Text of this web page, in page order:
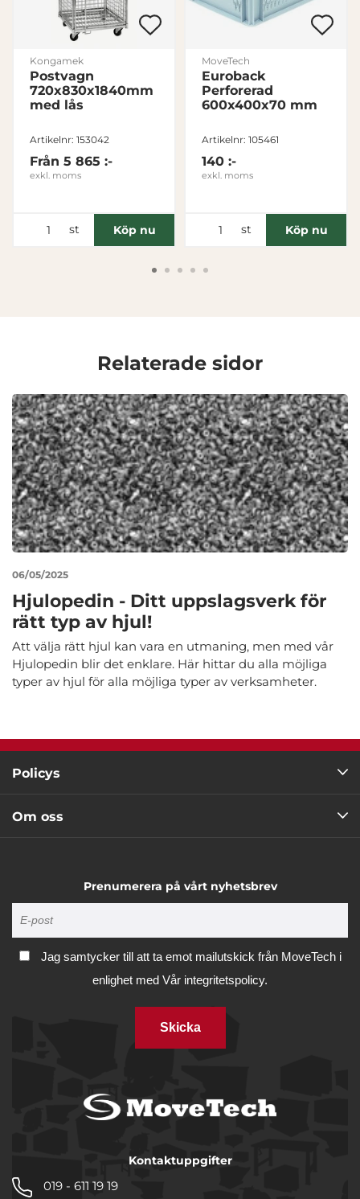
information som du har tillhandahållit eller som de har
samlat in när du har använt deras tjänster.
Nödvändig
Statistik
Marknadsföring
Avvisa
Kongamek
Postvagn
720x830x1840mm
med lås
Artikelnr: 153042
Från 5 865 :-
exkl. moms
st Köp nu
MoveTech
Euroback
Perforerad
600x400x70 mm
Artikelnr: 105461
140 :-
exkl. moms
st Köp nu
Relaterade sidor
06/05/2025
Hjulopedin - Ditt uppslagsverk för
rätt typ av hjul!
Att välja rätt hjul kan vara en utmaning, men med vår
Hjulopedin blir det enklare. Här hittar du alla möjliga
typer av hjul för alla möjliga typer av verksamheter.
Policys
Om oss
Prenumerera på vårt nyhetsbrev
Jag samtycker till att ta emot mailutskick från MoveTech i
enlighet med Vår integritetspolicy.
Skicka
Kontaktuppgifter
019 - 611 19 19